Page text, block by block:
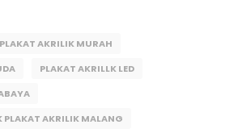
PLAKAT AKRILIK MURAH
PLAKAT AKRILLK LED
PLAKAT AKRILIK MALANG